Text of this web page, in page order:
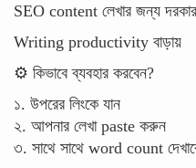
SEO content লেখার জন্য দরকার
Writing productivity বাড়ায়
⚙️ কিভাবে ব্যবহার করবেন?
১. উপরের লিংকে যান
২. আপনার লেখা paste করুন
৩. সাথে সাথে word count